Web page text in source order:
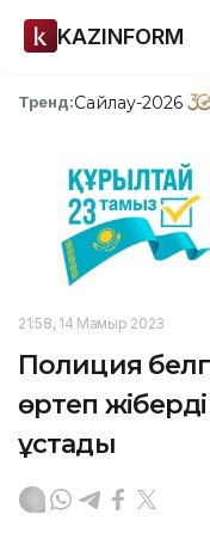
KAZINFORM
Тренд:Сайлау-2026
21:58, 14 Мамыр 2023
Полиция
өртеп жіберді
ұстады